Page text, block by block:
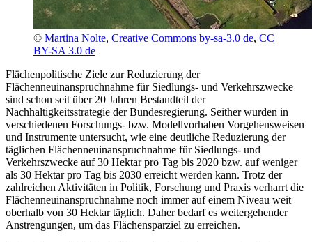
© Martina Nolte, Creative Commons by-sa-3.0 de, CC
BY-SA 3.0 de
Flächenpolitische Ziele zur Reduzierung der
Flächenneuinanspruchnahme für Siedlungs- und Verkehrszwecke
sind schon seit über 20 Jahren Bestandteil der
Nachhaltigkeitsstrategie der Bundesregierung. Seither wurden in
verschiedenen Forschungs- bzw. Modellvorhaben Vorgehensweisen
und Instrumente untersucht, wie eine deutliche Reduzierung der
täglichen Flächenneuinanspruchnahme für Siedlungs- und
Verkehrszwecke auf 30 Hektar pro Tag bis 2020 bzw. auf weniger
als 30 Hektar pro Tag bis 2030 erreicht werden kann. Trotz der
zahlreichen Aktivitäten in Politik, Forschung und Praxis verharrt die
Flächenneuinanspruchnahme noch immer auf einem Niveau weit
oberhalb von 30 Hektar täglich. Daher bedarf es weitergehender
Anstrengungen, um das Flächensparziel zu erreichen.